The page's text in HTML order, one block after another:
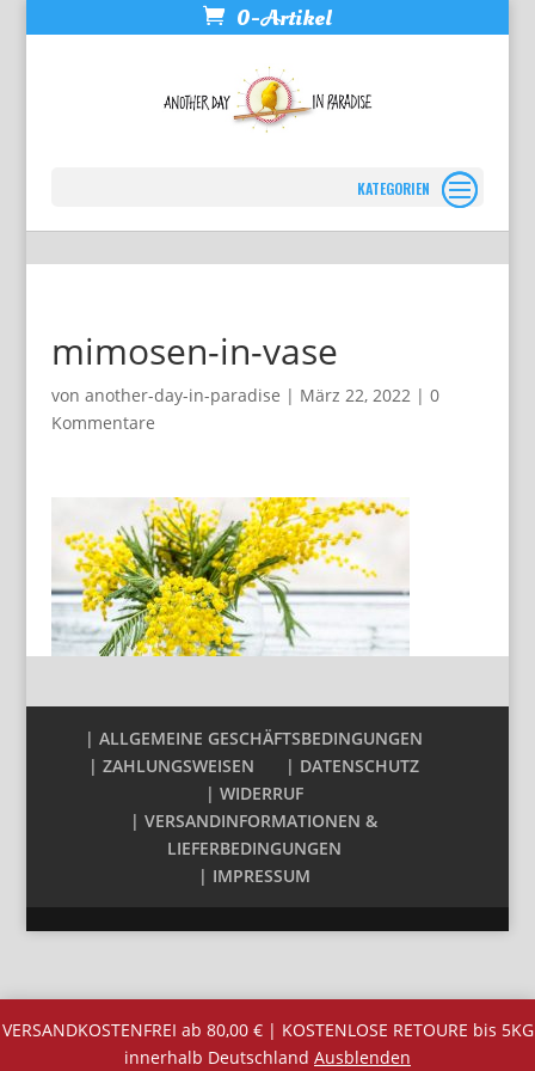
0-Artikel
mimosen-in-vase
von another-day-in-paradise | März 22, 2022| 0
Kommentare
| ALLGEMEINE GESCHÄFTSBEDINGUNGEN
| ZAHLUNGSWEISEN
| DATENSCHUTZ
| WIDERRUF
| VERSANDINFORMATIONEN &
LIEFERBEDINGUNGEN
| IMPRESSUM
VERSANDKOSTENFREI ab 80,00 € | KOSTENLOSE RETOURE bis 5KG
innerhalb Deutschland Ausblenden